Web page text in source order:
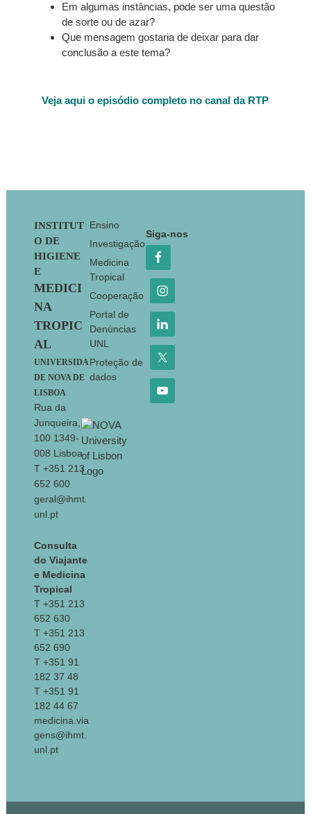
Em algumas instâncias, pode ser uma questão
de sorte ou de azar?
Que mensagem gostaria de deixar para dar
conclusão a este tema?
Veja aqui o episódio completo no canal da RTP
Footer
INSTITUT
O DE
HIGIENE
E
MEDICI
NA
TROPIC
AL
UNIVERSIDA
DE NOVA DE
LISBOA
Rua da
Junqueira,
100 1349-
008 Lisboa
T +351 213
652 600
geral@ihmt.
unl.pt
Consulta
do Viajante
e Medicina
Tropical
T +351 213
652 630
T +351 213
652 690
T +351 91
182 37 48
T +351 91
182 44 67
medicina.via
gens@ihmt.
unl.pt
Ensino
Investigação
Medicina
Tropical
Cooperação
Portal de
Denúncias
UNL
Proteção de
dados
Siga-nos